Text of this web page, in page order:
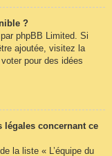
?
phpBB Limited. Si
ajoutée, visitez la
pour des idées
concernant ce
la liste « L’équipe du